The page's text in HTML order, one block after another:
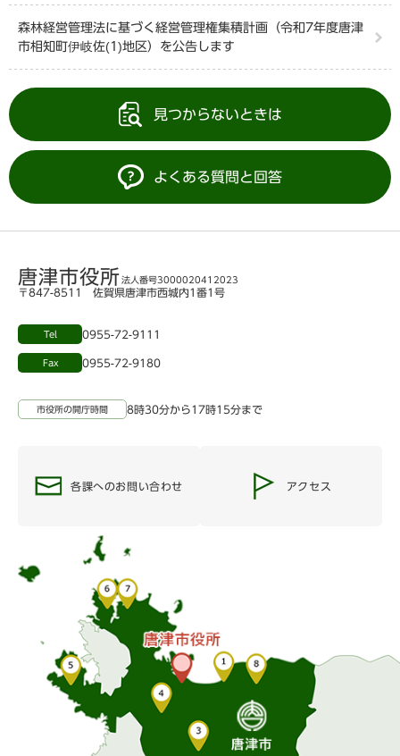
森林経営管理法に基づく経営管理権集積計画（令和7年度唐津
市相知町伊岐佐(1)地区）を公告します
見つからないときは
よくある質問と回答
唐津市役所 法人番号3000020412023
〒847-8511 佐賀県唐津市西城内1番1号
Tel 0955-72-9111
Fax 0955-72-9180
市役所の開庁時間 8時30分から17時15分まで
各課へのお問い合わせ アクセス